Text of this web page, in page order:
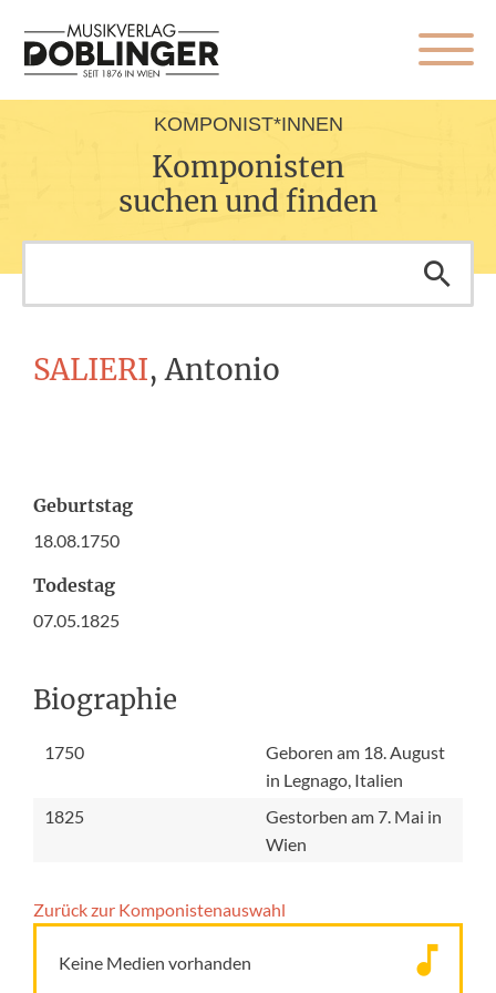
KOMPONIST*INNEN
Komponisten
suchen und finden
SALIERI, Antonio
Geburtstag
18.08.1750
Todestag
07.05.1825
Biographie
1750
Geboren am 18. August
in Legnago, Italien
1825
Gestorben am 7. Mai in
Wien
Zurück zur Komponisten­auswahl
Keine Medien vorhanden